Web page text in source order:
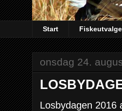
Start
onsdag 24.
Losbydagen 2016